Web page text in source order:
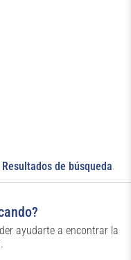
Resultados de búsqueda
ayudarte a encontrar la